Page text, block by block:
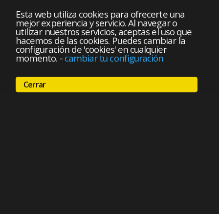
Esta web utiliza cookies para ofrecerte una
mejor experiencia y servicio. Al navegar o
utilizar nuestros servicios, aceptas el uso que
hacemos de las cookies. Puedes cambiar la
configuración de 'cookies' en cualquier
momento. - cambiar tu configuración
Cerrar